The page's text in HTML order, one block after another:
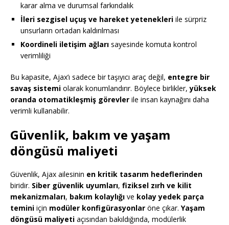
karar alma ve durumsal farkındalık
İleri sezgisel uçuş ve hareket yetenekleri ile sürpriz
unsurların ortadan kaldırılması
Koordineli iletişim ağları sayesinde komuta kontrol
verimliliği
Bu kapasite, Ajax’ı sadece bir taşıyıcı araç değil, entegre bir
savaş sistemi olarak konumlandırır. Böylece birlikler,yüksek
oranda otomatikleşmiş görevler ile insan kaynağını daha
verimli kullanabilir.
Güvenlik, bakım ve yaşam
döngüsü maliyeti
Güvenlik, Ajax ailesinin en kritik tasarım hedeflerinden
biridir. Siber güvenlik uyumları, fiziksel zırh ve kilit
mekanizmaları, bakım kolaylığı ve kolay yedek parça
temini için modüler konfigürasyonlar öne çıkar. Yaşam
döngüsü maliyeti açısından bakıldığında, modülerlik